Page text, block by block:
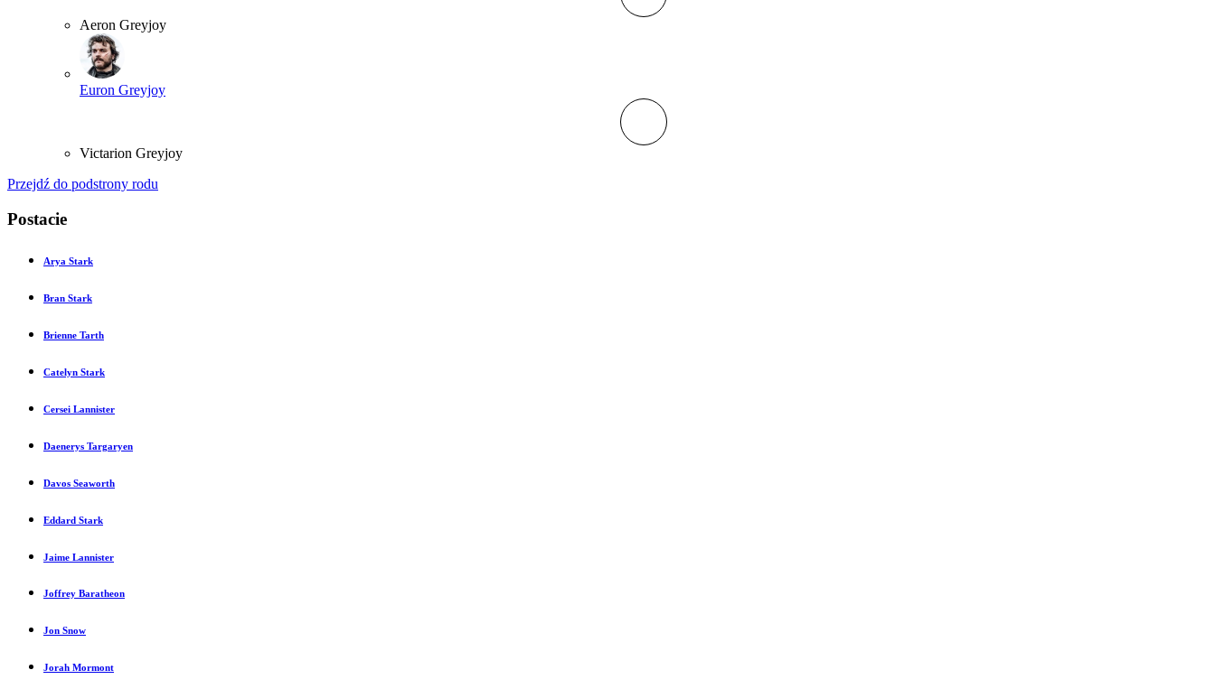
Aeron Greyjoy
Euron Greyjoy
Victarion Greyjoy
Przejdź do podstrony rodu
Postacie
Arya Stark
Bran Stark
Brienne Tarth
Catelyn Stark
Cersei Lannister
Daenerys Targaryen
Davos Seaworth
Eddard Stark
Jaime Lannister
Joffrey Baratheon
Jon Snow
Jorah Mormont